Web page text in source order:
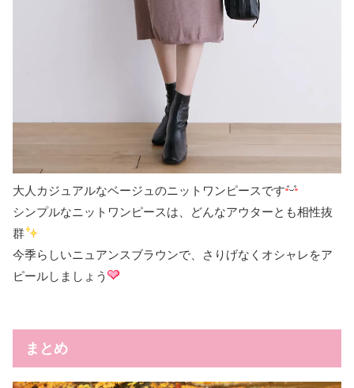
大人カジュアルなベージュのニットワンピースです
シンプルなニットワンピースは、どんなアウターとも相性抜
群
今季らしいニュアンスブラウンで、さりげなくオシャレをア
ピールしましょう
まとめ